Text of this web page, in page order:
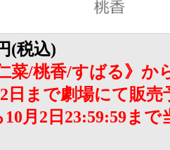
(税込)
菜/桃香/すばる》か
日まで劇場にて販売
月2日23:59:59ま